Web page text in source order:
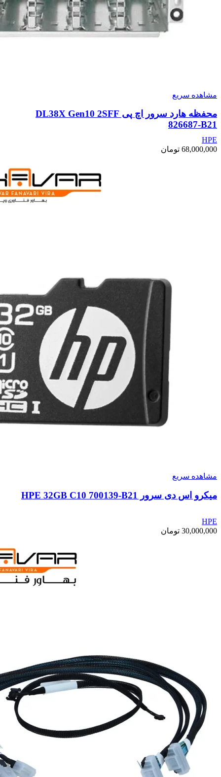
مشاهده سریع
محفظه هارد سرور اچ پی DL38X Gen10 2SFF
826687-B21
HPE
68,000,000 تومان
مشاهده سریع
میکرو اس دی سرور HPE 32GB C10 700139-B21
HPE
30,000,000 تومان